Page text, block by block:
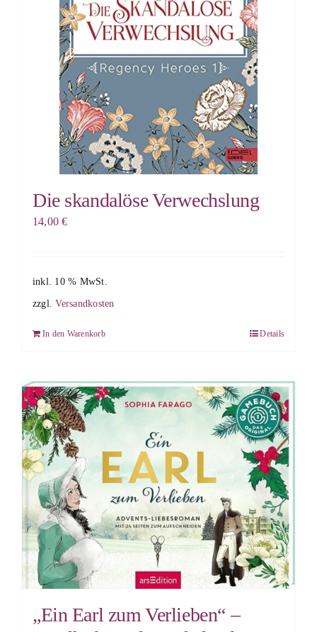
Die skandalöse Verwechslung
14,00€
inkl. 10 % MwSt.
zzgl.Versandkosten
In den Warenkorb Details
„Ein Earl zum Verlieben“ –